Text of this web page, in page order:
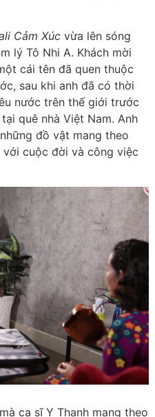
Cảm Xúcvừa lên sóng
lý Tô Nhi A. Khách mời
cái tên đã quen thuộc
sau khi anh đã có thời
nước trên thế giới trước
quê nhà Việt Nam. Anh
đồ vật mang theo
với cuộc đời và công việc
ca sĩ Y Thanh mang theo